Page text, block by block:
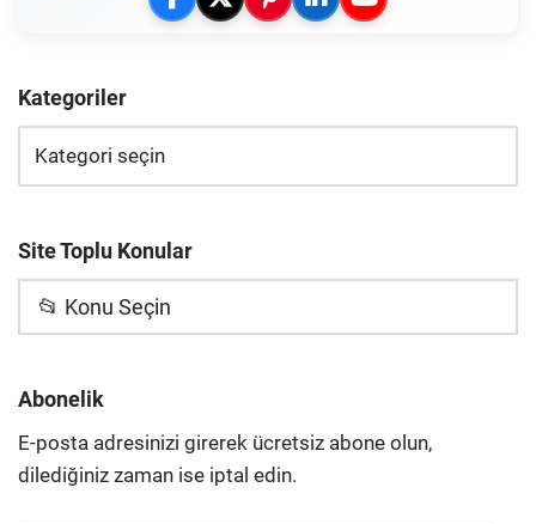
Kategoriler
Site Toplu Konular
📂 Konu Seçin
Abonelik
E-posta adresinizi girerek ücretsiz abone olun,
dilediğiniz zaman ise iptal edin.